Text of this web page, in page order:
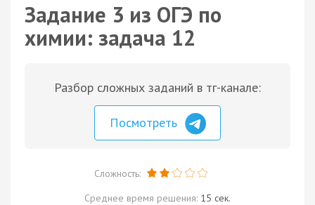
Задание 3 из ОГЭ по
химии: задача 12
Разбор сложных заданий в тг-канале:
Посмотреть
Сложность:
Среднее время решения: 15 сек.